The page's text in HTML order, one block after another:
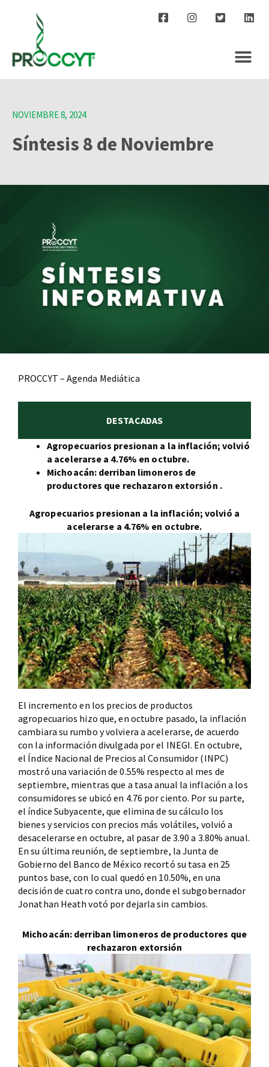
NOVIEMBRE 8, 2024
Síntesis 8 de Noviembre
PROCCYT – Agenda Mediática
DESTACADAS
Agropecuarios presionan a la inflación; volvió
a acelerarse a 4.76% en octubre.
Michoacán: derriban limoneros de
productores que rechazaron extorsión .
Agropecuarios presionan a la inflación; volvió a
acelerarse a 4.76% en octubre.
El incremento en los precios de productos
agropecuarios hizo que, en octubre pasado, la inflación
cambiara su rumbo y volviera a acelerarse, de acuerdo
con la información divulgada por el INEGI. En octubre,
el Índice Nacional de Precios al Consumidor (INPC)
mostró una variación de 0.55% respecto al mes de
septiembre, mientras que a tasa anual la inflación a los
consumidores se ubicó en 4.76 por ciento. Por su parte,
el índice Subyacente, que elimina de su cálculo los
bienes y servicios con precios más volátiles, volvió a
desacelerarse en octubre, al pasar de 3.90 a 3.80% anual.
En su última reunión, de septiembre, la Junta de
Gobierno del Banco de México recortó su tasa en 25
puntos base, con lo cual quedó en 10.50%, en una
decisión de cuatro contra uno, donde el subgobernador
Jonathan Heath votó por dejarla sin cambios.
Michoacán: derriban limoneros de productores que
rechazaron extorsión